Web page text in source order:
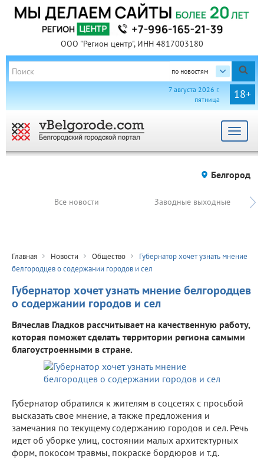
ООО "Регион центр", ИНН 4817003180
по новостям
18+
7 августа 2026 г.
пятница
Toggle
Белгород
Все новости Заводные выходные
Главная Новости Общество
Губернатор хочет узнать мнение
белгородцев о содержании городов и сел
Губернатор хочет узнать мнение белгородцев
о содержании городов и сел
Вячеслав Гладков рассчитывает на качественную работу,
которая поможет сделать территории региона самыми
благоустроенными в стране.
Губернатор обратился к жителям в соцсетях с просьбой
высказать свое мнение, а также предложения и
замечания по текущему содержанию городов и сел. Речь
идет об уборке улиц, состоянии малых архитектурных
форм, покосом травмы, покраске бордюров и т.д.